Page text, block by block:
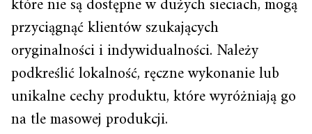
przyciągnąć klientów szukających
oryginalności i indywidualności. Należy
podkreślić lokalność, ręczne wykonanie lub
unikalne cechy produktu, które wyróżniają go
na tle masowej produkcji.